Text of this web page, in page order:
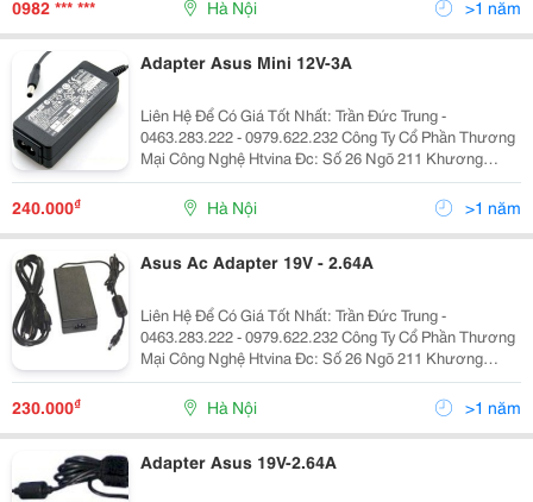
0982 *** *** Hà Nội >1 năm
Adapter Asus Mini 12V-3A
Liên Hệ Để Có Giá Tốt Nhất: Trần Đức Trung -
0463.283.222 - 0979.622.232 Công Ty Cổ Phần Thương
Mại Công Nghệ Htvina Đc: Số 26 Ngõ 211 Khương
Trung &Ndash; Thanh Xuân &Ndash; Hà Nội Yahoo
:Htvinakd3 Http ://Www.sieuthiht.com Trụ Sở Chính:
240.000₫ Hà Nội >1 năm
Asus Ac Adapter 19V - 2.64A
Liên Hệ Để Có Giá Tốt Nhất: Trần Đức Trung -
0463.283.222 - 0979.622.232 Công Ty Cổ Phần Thương
Mại Công Nghệ Htvina Đc: Số 26 Ngõ 211 Khương
Trung &Ndash; Thanh Xuân &Ndash; Hà Nội Yahoo
:Htvinakd3 Http ://Www.sieuthiht.com Trụ Sở Chính:
230.000₫ Hà Nội >1 năm
Adapter Asus 19V-2.64A